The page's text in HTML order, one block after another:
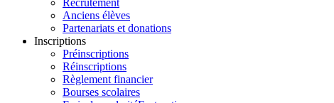
Recrutement
Anciens élèves
Partenariats et donations
Inscriptions
Préinscriptions
Réinscriptions
Règlement financier
Bourses scolaires